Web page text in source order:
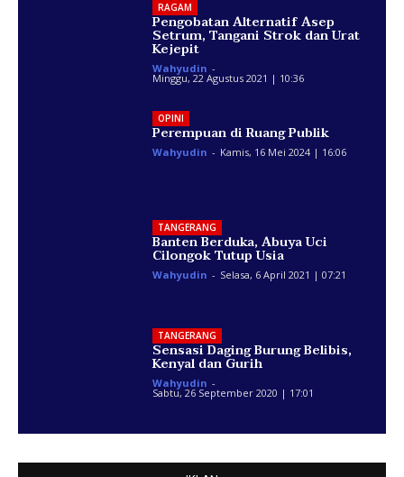
RAGAM
Pengobatan Alternatif Asep
Setrum, Tangani Strok dan Urat
Kejepit
Wahyudin -
Minggu, 22 Agustus 2021 | 10:36
OPINI
Perempuan di Ruang Publik
Wahyudin - Kamis, 16 Mei 2024 | 16:06
TANGERANG
Banten Berduka, Abuya Uci
Cilongok Tutup Usia
Wahyudin - Selasa, 6 April 2021 | 07:21
TANGERANG
Sensasi Daging Burung Belibis,
Kenyal dan Gurih
Wahyudin -
Sabtu, 26 September 2020 | 17:01